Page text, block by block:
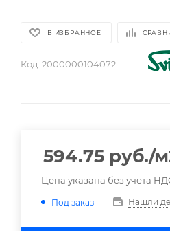
В ИЗБРАННОЕ
Код: 2000000104072
594.75 руб./
Цена указана без учета
Под заказ Нашли